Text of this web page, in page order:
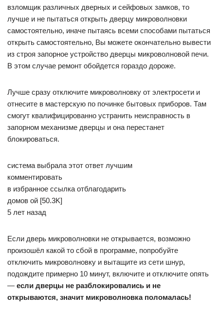
взломщик различных дверных и сейфовых замков, то
лучше и не пытаться открыть дверцу микроволновки
самостоятельно, иначе пытаясь всеми способами пытаться
открыть самостоятельно, Вы можете окончательно вывести
из строя запорное устройство дверцы микроволновой печи.
В этом случае ремонт обойдется гораздо дороже.
Лучше сразу отключите микроволновку от электросети и
отнесите в мастерскую по починке бытовых приборов. Там
смогут квалифицированно устранить неисправность в
запорном механизме дверцы и она перестанет
блокироваться.
система выбрала этот ответ лучшим
комментировать
в избранное ссылка отблагодарить
домов­ ой [50.3K]
5 лет назад
Если дверь микроволновки не открывается, возможно
произошёл какой то сбой в программе, попробуйте
отключить микроволновку и вытащите из сети шнур,
подождите примерно 10 минут, включите и отключите опять
— если дверцы не разблокировались и не
открываются, значит микроволновка поломалась!